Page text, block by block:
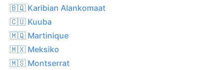
🇧🇶 Karibian Alankomaat
🇨🇺 Kuuba
🇲🇶 Martinique
🇲🇽 Meksiko
🇲🇸 Montserrat